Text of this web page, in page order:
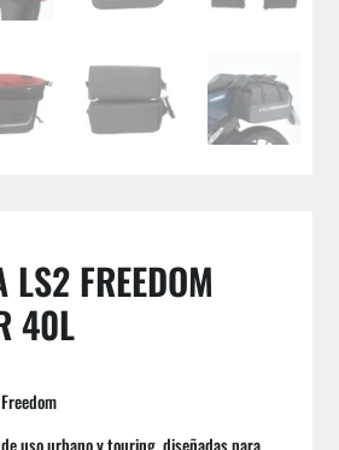
LS2 FREEDOM
40L
uso urbano y touring, diseñadas para